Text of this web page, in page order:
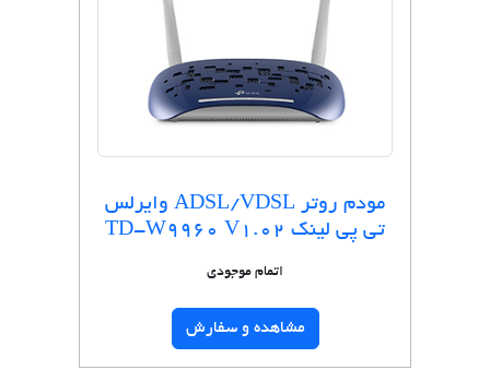
مودم روتر ADSL/VDSL وایرلس
تی پی لینک TD-W9960 V1.02
اتمام موجودی
مشاهده و سفارش